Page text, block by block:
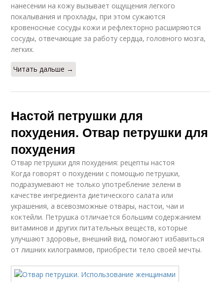
нанесении на кожу вызывает ощущения легкого
покалывания и прохлады, при этом сужаются
кровеносные сосуды кожи и рефлекторно расширяются
сосуды, отвечающие за работу сердца, головного мозга,
легких.
Читать дальше →
Настой петрушки для
похудения. Отвар петрушки для
похудения
Отвар петрушки для похудения: рецепты настоя
Когда говорят о похудении с помощью петрушки,
подразумевают не только употребление зелени в
качестве ингредиента диетического салата или
украшения, а всевозможные отвары, настои, чаи и
коктейли. Петрушка отличается большим содержанием
витаминов и других питательных веществ, которые
улучшают здоровье, внешний вид, помогают избавиться
от лишних килограммов, приобрести тело своей мечты.